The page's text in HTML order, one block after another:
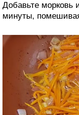
Добавьте морковь
минуты,